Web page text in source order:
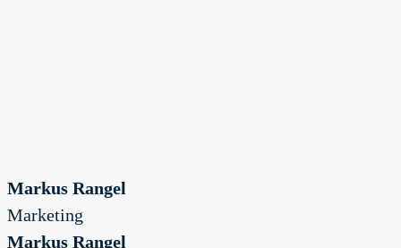
Markus Rangel
Marketing
Markus Rangel